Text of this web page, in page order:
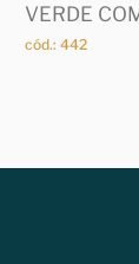
VERDE
cód.: 442